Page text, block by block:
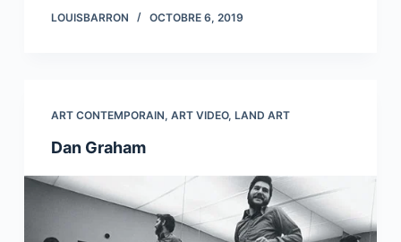
LOUISBARRON OCTOBRE 6, 2019
ART CONTEMPORAIN, ART VIDEO, LAND ART
Dan Graham